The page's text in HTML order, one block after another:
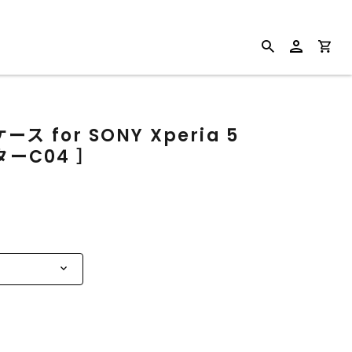
ース for SONY Xperia 5
C04 ］